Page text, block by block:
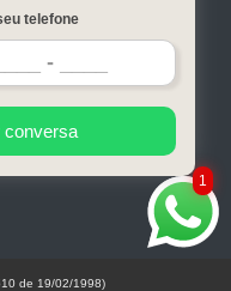
1
telefone
conversa
de 19/02/1998)